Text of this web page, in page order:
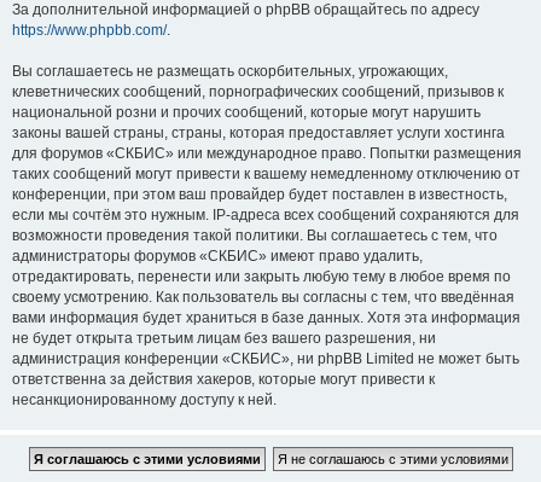
За дополнительной информацией о phpBB обращайтесь по адресу
https://www.phpbb.com/.
Вы соглашаетесь не размещать оскорбительных, угрожающих,
клеветнических сообщений, порнографических сообщений, призывов к
национальной розни и прочих сообщений, которые могут нарушить
законы вашей страны, страны, которая предоставляет услуги хостинга
для форумов «СКБИС» или международное право. Попытки размещения
таких сообщений могут привести к вашему немедленному отключению от
конференции, при этом ваш провайдер будет поставлен в известность,
если мы сочтём это нужным. IP-адреса всех сообщений сохраняются для
возможности проведения такой политики. Вы соглашаетесь с тем, что
администраторы форумов «СКБИС» имеют право удалить,
отредактировать, перенести или закрыть любую тему в любое время по
своему усмотрению. Как пользователь вы согласны с тем, что введённая
вами информация будет храниться в базе данных. Хотя эта информация
не будет открыта третьим лицам без вашего разрешения, ни
администрация конференции «СКБИС», ни phpBB Limited не может быть
ответственна за действия хакеров, которые могут привести к
несанкционированному доступу к ней.